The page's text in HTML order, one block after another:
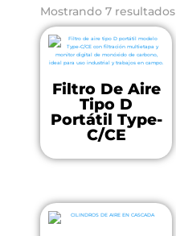
Mostrando 7 resultados
Filtro De Aire
Tipo D
Portátil Type-
C/CE